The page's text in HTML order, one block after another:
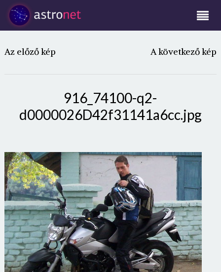
Az előző kép A következő kép
916_74100-q2-
d0000026D42f31141a6cc.jpg